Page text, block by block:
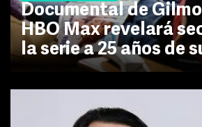
Documental de
HBO Max revelará
la serie a 25 años de